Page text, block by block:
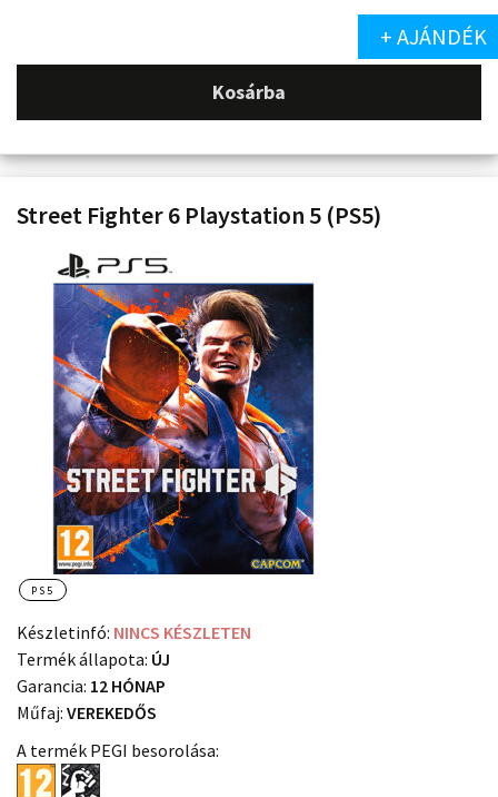
+ AJÁNDÉK
Kosárba
Street Fighter 6 Playstation 5 (PS5)
PS5
Készletinfó: NINCS KÉSZLETEN
Termék állapota: ÚJ
Garancia: 12 HÓNAP
Műfaj: VEREKEDŐS
A termék PEGI besorolása: